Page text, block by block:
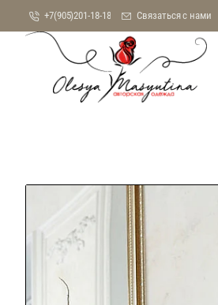
+7(905)201-18-18 Связаться с нами